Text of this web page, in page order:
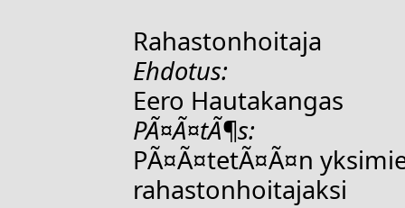
Rahastonhoitaja
Ehdotus:
Eero Hautakangas
PÃ¤Ã¤tÃ¶s:
PÃ¤Ã¤tetÃ¤Ã¤n
rahastonhoitajaksi